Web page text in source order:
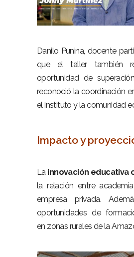
Danilo Punina, docente
que el taller también
oportunidad de
reconoció la coordinación
el instituto y la comunidad
Impacto y
La innovación educativa
la relación entre
empresa privada.
oportunidades de
en zonas rurales de la